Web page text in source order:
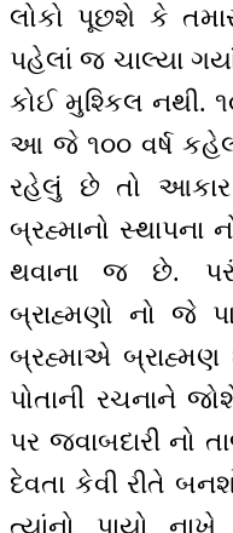
લોકો પૂછશે કે
પહેલાં જ ચાલ્યા
કોઈ મુશ્કિલ નથી.
આ જે ૧૦૦ વર્ષ
રહેલું છે તો આકાર
બ્રહ્માનો સ્થાપના
થવાના જ છે.
બ્રાહ્મણો નો જે
બ્રહ્માએ બ્રાહ્મણ
પોતાની રચનાને
પર જવાબદારી નો
દેવતા કેવી રીતે
ત્યાંનો પાયો